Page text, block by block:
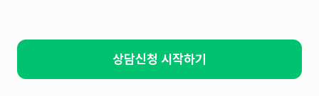
상담신청 시작하기